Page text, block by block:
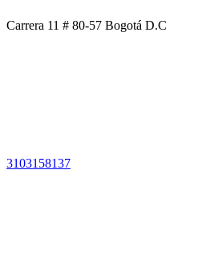
Carrera 11 # 80-57 Bogotá D.C
3103158137